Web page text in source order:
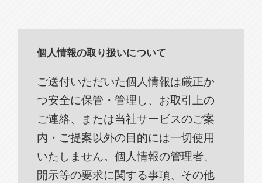
個人情報の取り扱いについて
ご送付いただいた個人情報は厳正か
つ安全に保管・管理し、お取引上の
ご連絡、または当社サービスのご案
内・ご提案以外の目的には一切使用
いたしません。個人情報の管理者、
開示等の要求に関する事項、その他